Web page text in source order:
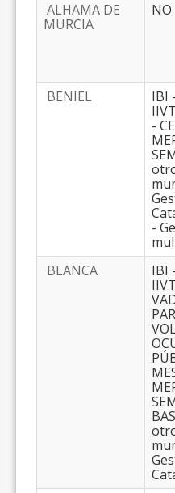
ALHAMA DE
MURCIA
NO
BENIEL
IBI
-
-
BLANCA
IBI